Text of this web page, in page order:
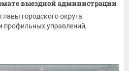
выездной администрации
городского округа
профильных управлений,